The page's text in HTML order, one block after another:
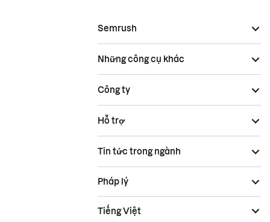
Semrush
Những công cụ khác
Công ty
Hỗ trợ
Tin tức trong ngành
Pháp lý
Tiếng Việt